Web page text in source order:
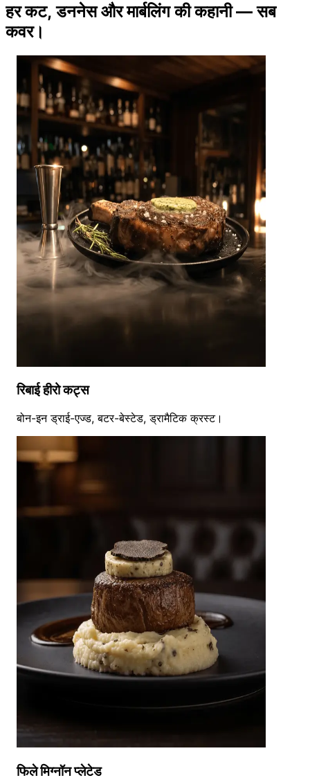
हर कट, डननेस और मार्बलिंग की कहानी — सब
कवर।
रिबाई हीरो कट्स
बोन-इन ड्राई-एज्ड, बटर-बेस्टेड, ड्रामैटिक क्रस्ट।
फिले मिग्नॉन प्लेटेड